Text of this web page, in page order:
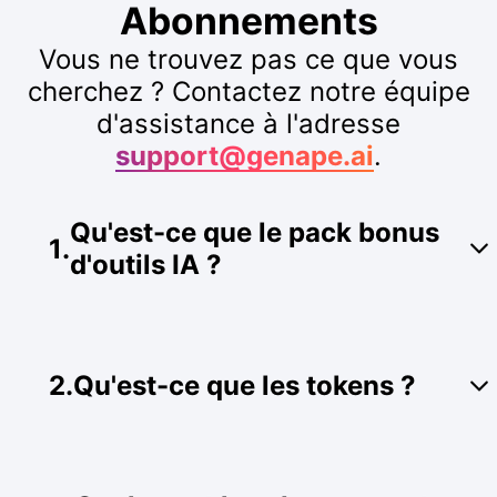
Abonnements
Vous ne trouvez pas ce que vous
cherchez ? Contactez notre équipe
d'assistance à l'adresse
support@genape.ai.
1.Qu'est-ce que le pack bonus
d'outils IA ?
GenApe, ainsi que des conseils d'experts pour
le combiner avec d'autres
Outils IA
afin de
rentable.
2.Qu'est-ce que les tokens ?